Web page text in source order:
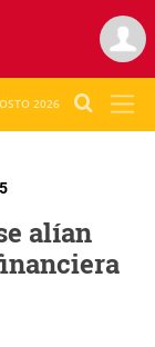
2026
alían